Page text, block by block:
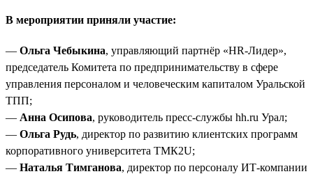
В мероприятии приняли участие:
— Ольга Чебыкина, управляющий партнёр «HR-Лидер»,
председатель Комитета по предпринимательству в сфере
управления персоналом и человеческим капиталом Уральской
ТПП;
— Анна Осипова, руководитель пресс-службы hh.ru Урал;
— Ольга Рудь, директор по развитию клиентских программ
корпоративного университета ТМК2U;
— Наталья Тимганова, директор по персоналу ИТ-компании